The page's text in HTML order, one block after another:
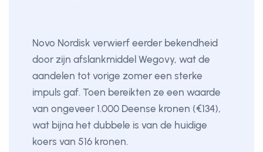
Novo Nordisk verwierf eerder bekendheid
door zijn afslankmiddel Wegovy, wat de
aandelen tot vorige zomer een sterke
impuls gaf. Toen bereikten ze een waarde
van ongeveer 1.000 Deense kronen (€134),
wat bijna het dubbele is van de huidige
koers van 516 kronen.